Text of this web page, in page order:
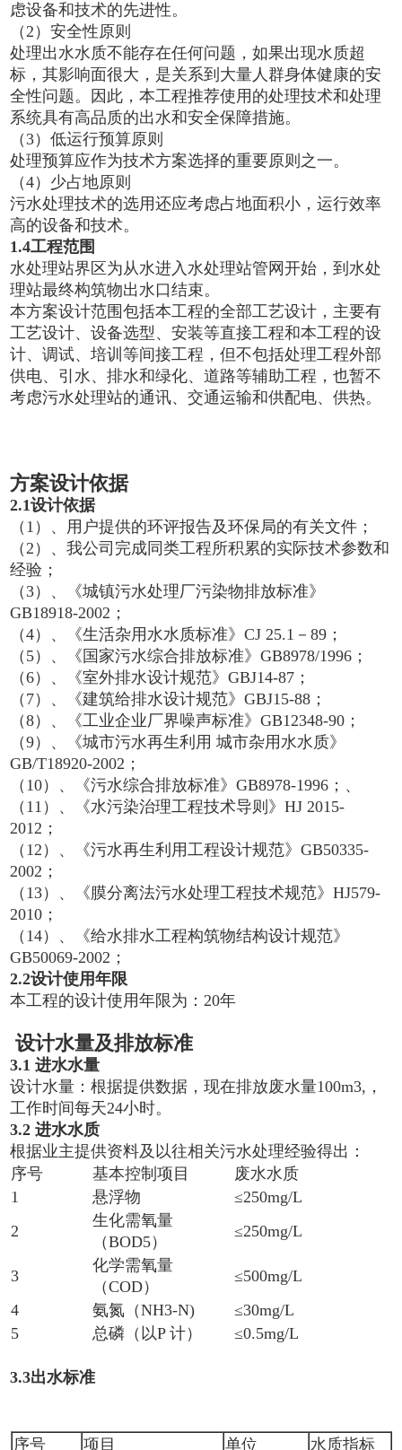
虑设备和技术的先进性。
（2）安全性原则
处理出水水质不能存在任何问题，如果出现水质超
标，其影响面很大，是关系到大量人群身体健康的安
全性问题。因此，本工程推荐使用的处理技术和处理
系统具有高品质的出水和安全保障措施。
（3）低运行预算原则
处理预算应作为技术方案选择的重要原则之一。
（4）少占地原则
污水处理技术的选用还应考虑占地面积小，运行效率
高的设备和技术。
1.4工程范围
水处理站界区为从水进入水处理站管网开始，到水处
理站最终构筑物出水口结束。
本方案设计范围包括本工程的全部工艺设计，主要有
工艺设计、设备选型、安装等直接工程和本工程的设
计、调试、培训等间接工程，但不包括处理工程外部
供电、引水、排水和绿化、道路等辅助工程，也暂不
考虑污水处理站的通讯、交通运输和供配电、供热。
方案设计依据
2.1设计依据
（1）、用户提供的环评报告及环保局的有关文件；
（2）、我公司完成同类工程所积累的实际技术参数和
经验；
（3）、《城镇污水处理厂污染物排放标准》
GB18918-2002；
（4）、《生活杂用水水质标准》CJ 25.1－89；
（5）、《国家污水综合排放标准》GB8978/1996；
（6）、《室外排水设计规范》GBJ14-87；
（7）、《建筑给排水设计规范》GBJ15-88；
（8）、《工业企业厂界噪声标准》GB12348-90；
（9）、《城市污水再生利用 城市杂用水水质》
GB/T18920-2002；
（10）、《污水综合排放标准》GB8978-1996；、
（11）、《水污染治理工程技术导则》HJ 2015-
2012；
（12）、《污水再生利用工程设计规范》GB50335-
2002；
（13）、《膜分离法污水处理工程技术规范》HJ579-
2010；
（14）、《给水排水工程构筑物结构设计规范》
GB50069-2002；
2.2设计使用年限
本工程的设计使用年限为：20年
设计水量及排放标准
3.1进水水量
设计水量：根据提供数据，现在排放废水量100m3,，
工作时间每天24小时。
3.2 进水水质
根据业主提供资料及以往相关污水处理经验得出：
序号
基本控制项目
废水水质
1
悬浮物
≤250mg/L
2
生化需氧量
（BOD5）
≤250mg/L
3
化学需氧量
（COD）
≤500mg/L
4
氨氮（NH3-N)
≤30mg/L
5
总磷（以P 计） ≤0.5mg/L
3.3出水标准
序号 项目 单位 水质指标